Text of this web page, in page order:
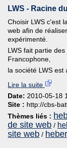
LWS - Racine
Choisir LWS c'est
web afin de
expérimenté.
LWS fait partie
Francophone,
la société LWS est
Lire la suite
Date: 2010-05-18
Site : http://cbs-
Thèmes liés :
de site web /
site web /